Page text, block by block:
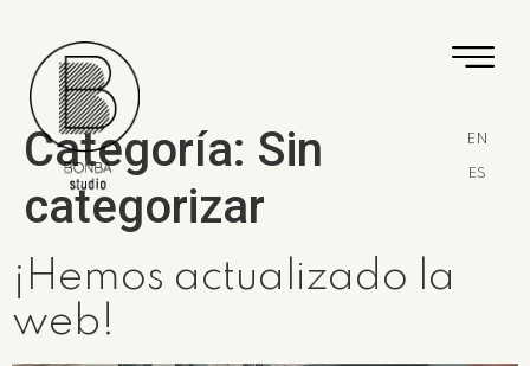
EN
ES
Categoría: Sin
categorizar
¡Hemos actualizado la
web!